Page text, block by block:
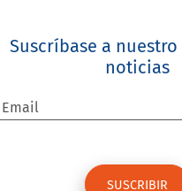
Suscríbase a
noticias
Email